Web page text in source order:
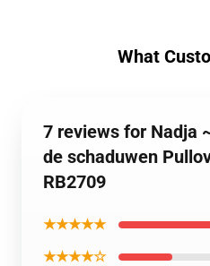
What
7 reviews for Nadja
de schaduwen
RB2709
★★★★★
★★★★☆